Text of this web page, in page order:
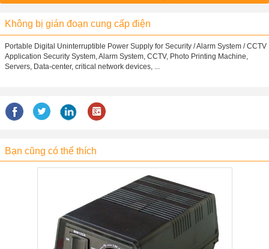
Không bị gián đoạn cung cấp điện
Portable Digital Uninterruptible Power Supply for Security / Alarm System / CCTV
Application Security System, Alarm System, CCTV, Photo Printing Machine,
Servers, Data-center, critical network devices, ...
Bạn cũng có thể thích